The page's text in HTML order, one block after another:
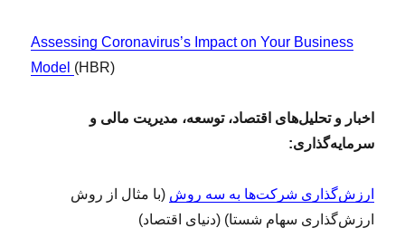
Assessing Coronavirus’s Impact on Your Business
Model (HBR)
اخبار و تحلیل‌های اقتصاد، توسعه، مدیریت مالی و
سرمایه‌گذاری:
ارزش‌گذاری شرکت‌ها به سه روش (با مثال از روش
ارزش‌گذاری سهام شستا) (دنیای اقتصاد)